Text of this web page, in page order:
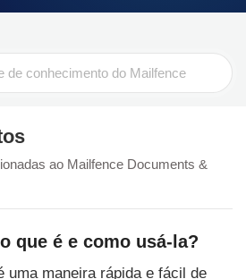
ao Mailfence Documents &
que é e como usá-la?
uma maneira rápida e fácil de